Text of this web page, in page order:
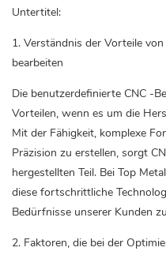
Untertitel:
1. Verständnis der Vorteile
bearbeiten
Die benutzerdefinierte CNC -
Vorteilen, wenn es um die
Mit der Fähigkeit, komplexe
Präzision zu erstellen, sorgt
hergestellten Teil. Bei Top
diese fortschrittliche
Bedürfnisse unserer Kunden
2. Faktoren, die bei der